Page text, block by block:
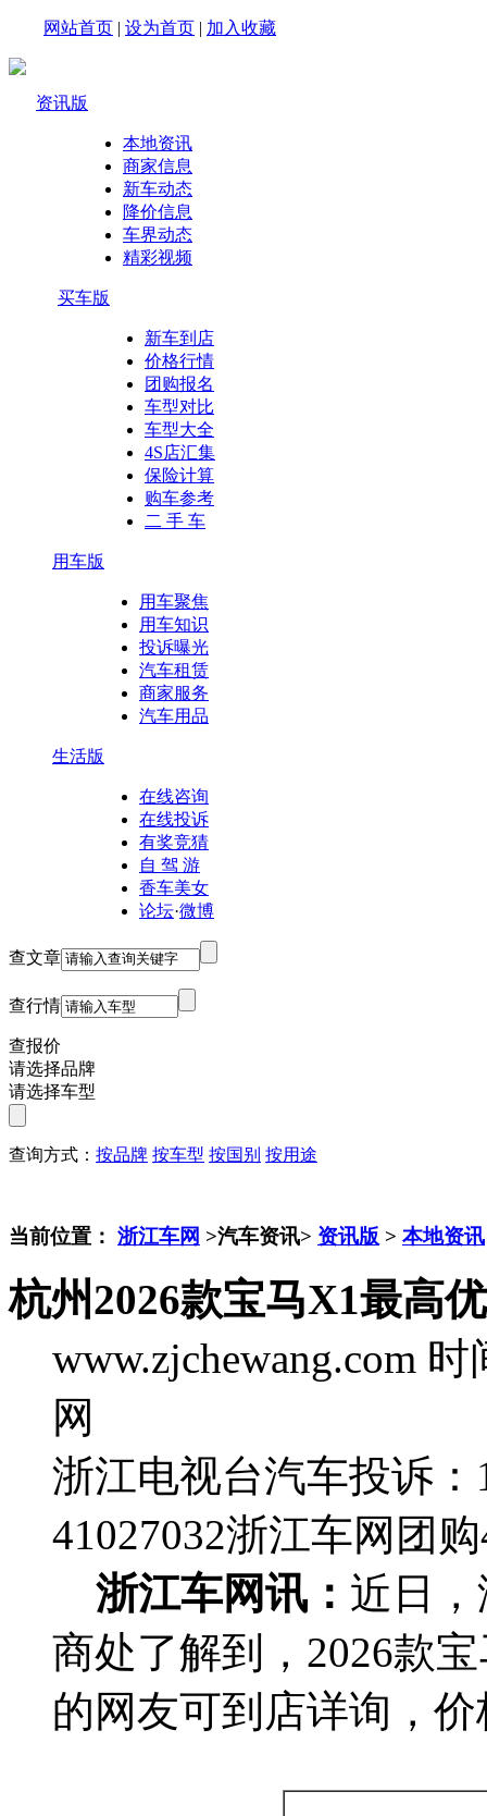
网站首页 | 设为首页 | 加入收藏
资讯版
本地资讯
商家信息
新车动态
降价信息
车界动态
精彩视频
买车版
新车到店
价格行情
团购报名
车型对比
车型大全
4S店汇集
保险计算
购车参考
二 手 车
用车版
用车聚焦
用车知识
投诉曝光
汽车租赁
商家服务
汽车用品
生活版
在线咨询
在线投诉
有奖竞猜
自 驾 游
香车美女
论坛·微博
查文章
查行情
查报价
请选择品牌
请选择车型
查询方式： 按品牌 按车型 按国别 按用途
当前位置： 浙江车网 >汽车资讯> 资讯版 > 本地资讯
杭州2026款宝马X1最高
www.zjchewang.com 时
网
浙江电视台汽车投诉：
41027032浙江车网团
浙江车网讯： 近日
商处了解到，2026款
的网友可到店详询，